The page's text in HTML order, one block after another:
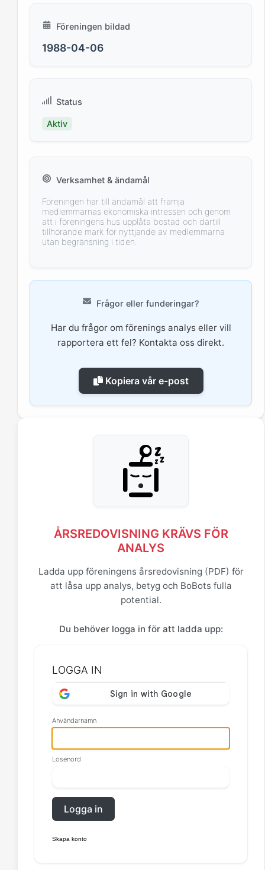
Föreningen bildad
1988-04-06
Status
Aktiv
Verksamhet & ändamål
Föreningen har till ändamål att främja
medlemmarnas ekonomiska intressen och genom
att i föreningens hus upplåta bostad och därtill
tillhörande mark för nyttjande av medlemmarna
utan begränsning i tiden.
Frågor eller funderingar?
Har du frågor om förenings analys eller vill
rapportera ett fel? Kontakta oss direkt.
Kopiera vår e-post
ÅRSREDOVISNING KRÄVS FÖR
ANALYS
Ladda upp föreningens årsredovisning (PDF) för
att låsa upp analys, betyg och BoBots fulla
potential.
Du behöver logga in för att ladda upp:
LOGGA IN
Användarnamn
Lösenord
Logga in
Skapa konto